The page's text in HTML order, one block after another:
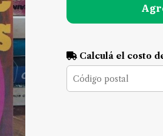
Calculá el costo